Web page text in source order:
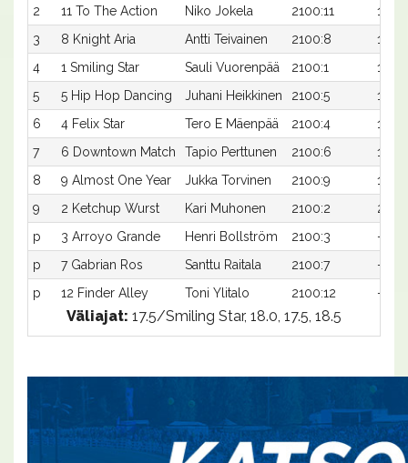
2
11 To The Action Niko Jokela 2100:11
18,2a
3
8 Knight Aria Antti Teivainen 2100:8
18,9a
4
1 Smiling Star Sauli Vuorenpää 2100:1
19,1a
5
5 Hip Hop Dancing Juhani Heikkinen 2100:5
6
4 Felix Star Tero E Mäenpää 2100:4
19,4a
7
6 Downtown Match Tapio Perttunen 2100:6
8
9 Almost One Year Jukka Torvinen 2100:9
19,9a
9
2 Ketchup Wurst Kari Muhonen 2100:2
20,3a
p
3 Arroyo Grande Henri Bollström 2100:3
-a
p
7 Gabrian Ros Santtu Raitala 2100:7
-a
p
12 Finder Alley Toni Ylitalo 2100:12 -a
Väliajat: 17.5/Smiling Star, 18.0, 17.5, 18.5